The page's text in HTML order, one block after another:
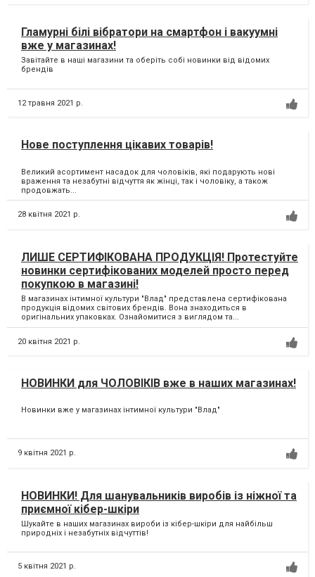
Гламурні білі вібратори на смартфон і вакуумні
вже у магазинах!
Завітайте в наші магазини та оберіть собі новинки від відомих
брендів
12 травня 2021 р.
Нове поступлення цікавих товарів!
Великий асортимент насадок для чоловіків, які подарують нові
враження та незабутні відчуття як жінці, так і чоловіку, а також
продовжать...
28 квітня 2021 р.
ЛИШЕ СЕРТИФІКОВАНА ПРОДУКЦІЯ! Протестуйте
новинки сертифікованих моделей просто перед
покупкою в магазині!
В магазинах інтимної культури "Влад" представлена сертифікована
продукція відомих світових брендів. Вона знаходиться в
оригінальних упаковках. Ознайомитися з виглядом та...
20 квітня 2021 р.
НОВИНКИ для ЧОЛОВІКІВ вже в наших магазинах!
Новинки вже у магазинах інтимної культури "Влад"
9 квітня 2021 р.
НОВИНКИ! Для шанувальників виробів із ніжної та
приємної кібер-шкіри
Шукайте в наших магазинах вироби із кібер-шкіри для найбільш
природніх і незабутніх відчуттів!
5 квітня 2021 р.